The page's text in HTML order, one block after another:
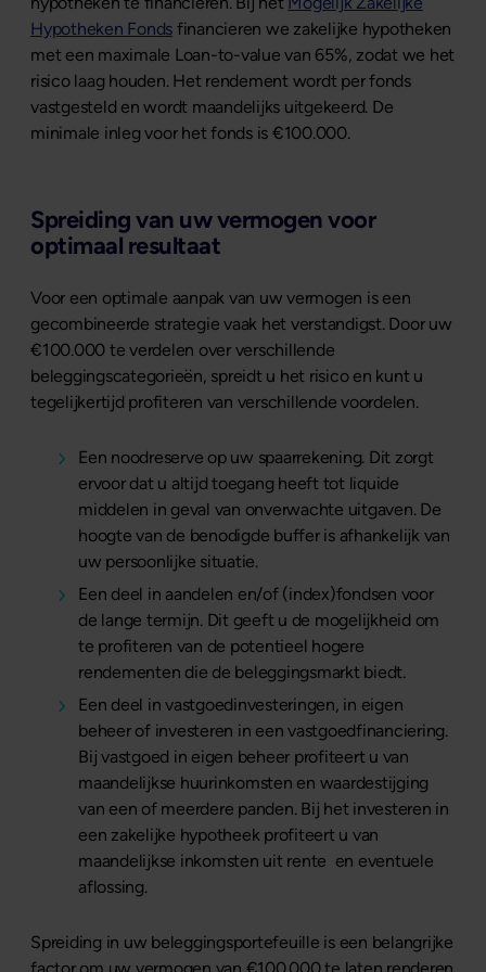
Hypotheken Fonds financieren we zakelijke hypotheken
met een maximale Loan-to-value van 65%, zodat we het
risico laag houden. Het rendement wordt per fonds
vastgesteld en wordt maandelijks uitgekeerd. De
minimale inleg voor het fonds is €100.000.
Spreiding van uw vermogen voor
optimaal resultaat
Voor een optimale aanpak van uw vermogen is een
gecombineerde strategie vaak het verstandigst. Door uw
€100.000 te verdelen over verschillende
beleggingscategorieën, spreidt u het risico en kunt u
tegelijkertijd profiteren van verschillende voordelen.
Een noodreserve op uw spaarrekening. Dit zorgt
ervoor dat u altijd toegang heeft tot liquide
middelen in geval van onverwachte uitgaven. De
hoogte van de benodigde buffer is afhankelijk van
uw persoonlijke situatie.
Een deel in aandelen en/of (index)fondsen voor
de lange termijn. Dit geeft u de mogelijkheid om
te profiteren van de potentieel hogere
rendementen die de beleggingsmarkt biedt.
Een deel in vastgoedinvesteringen, in eigen
beheer of investeren in een vastgoedfinanciering.
Bij vastgoed in eigen beheer profiteert u van
maandelijkse huurinkomsten en waardestijging
van een of meerdere panden. Bij het investeren in
een zakelijke hypotheek profiteert u van
maandelijkse inkomsten uit rente en eventuele
aflossing.
Spreiding in uw beleggingsportefeuille is een belangrijke